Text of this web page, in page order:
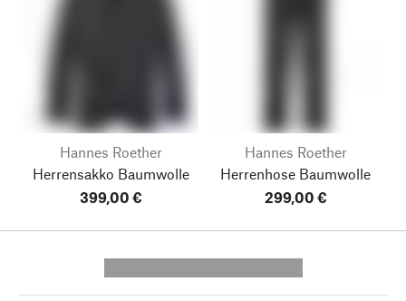
Hannes Roether
Herrensakko Baumwolle
399,00 €
Hannes Roether
Herrenhose Baumwolle
299,00 €